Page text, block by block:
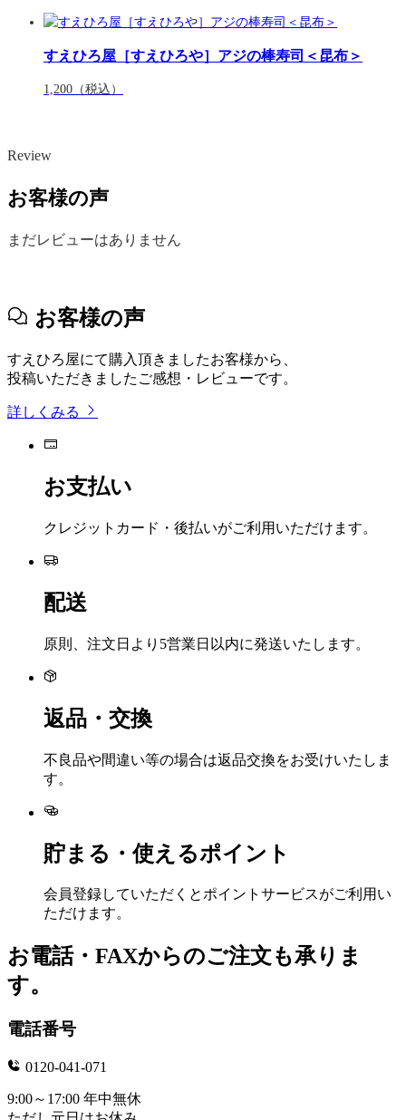
すえひろ屋［すえひろや］アジの棒寿司＜昆布＞
1,200 （税込）
Review
お客様の声
まだレビューはありません
お客様の声
すえひろ屋にて購入頂きましたお客様から、
投稿いただきましたご感想・レビューです。
詳しくみる
お支払い
クレジットカード・後払いがご利用いただけます。
配送
原則、注文日より5営業日以内に発送いたします。
返品・交換
不良品や間違い等の場合は返品交換をお受けいたしま
す。
貯まる・使えるポイント
会員登録していただくとポイントサービスがご利用い
ただけます。
お電話・FAXからのご注文も承りま
す。
電話番号
0120-041-071
9:00～17:00 年中無休